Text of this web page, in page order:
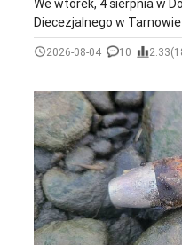
We wtorek, 4 sierpnia w
Diecezjalnego w
Janusza Matuszewskiego
zainaugurował koncert
2026-08-04 10